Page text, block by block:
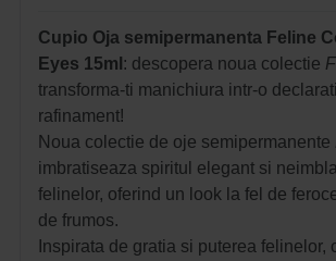
Cupio Oja semipermanenta Feline
Eyes 15ml : descopera noua colectie
transforma-ti manichiura intr-o
rafinament!
Noua colectie de oje semipermanente
imbratiseaza spiritul elegant si
felinelor, oferind un look la fel de
de frumos.
Inspirata de gratia si puterea felinelor,